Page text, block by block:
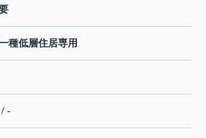
種低層住居専用
-